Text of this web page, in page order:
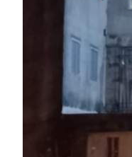
SERVICIOS
HORÓSCOPO
QUÉ ES
CHANGUITO.COM.AR Y